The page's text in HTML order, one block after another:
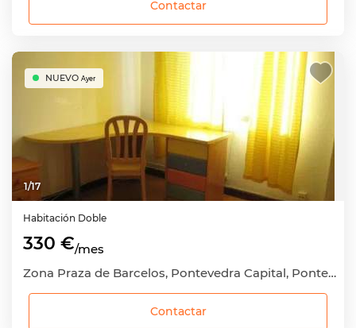
Contactar
1/17
NUEVO Ayer
Habitación Doble
330 €/mes
Zona Praza de Barcelos, Pontevedra Capital, Pontevedra
Contactar